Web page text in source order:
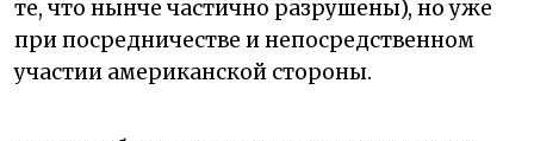
те, что нынче частично разрушены), но уже
при посредничестве и непосредственном
участии американской стороны.